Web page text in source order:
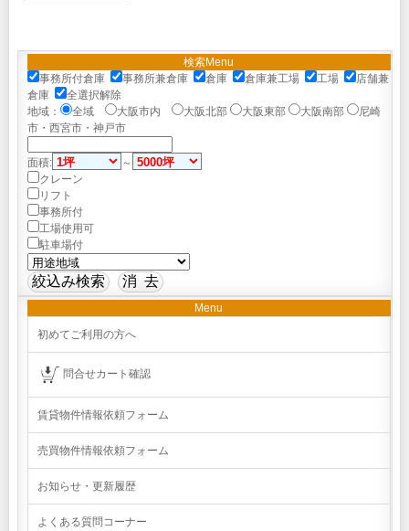
検索Menu
事務所付倉庫
事務所兼倉庫 倉庫 倉庫兼工場 工場
店舗兼
倉庫
全選択解除
地域：
全域 大阪市内 大阪北部 大阪東部 大阪南部
尼崎
市・西宮市・神戸市
面積:
～
クレーン
リフト
事務所付
工場使用可
駐車場付
Menu
初めてご利用の方へ
問合せカート確認
賃貸物件情報依頼フォーム
売買物件情報依頼フォーム
お知らせ・更新履歴
よくある質問コーナー